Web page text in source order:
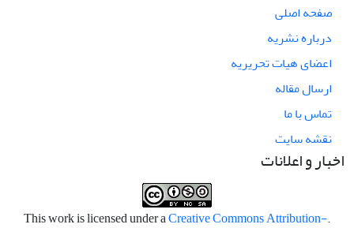
صفحه اصلی
درباره نشریه
اعضای هیات تحریریه
ارسال مقاله
تماس با ما
نقشه سایت
اخبار و اعلانات
.This work is licensed under a
Creative Commons Attribution-